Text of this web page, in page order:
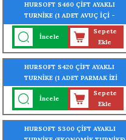
HURSOFT S460 ÇİFT AYAKLI
TURNİKE (1 ADET AVUÇ İÇİ -
PARMAK İZİ OKUYUCU
TURNİKEYE MONTELİ)
İncele
Sepete
Ekle
HURSOFT S420 ÇİFT AYAKLI
TURNİKE (1 ADET PARMAK İZİ
OKUYUCU TURNİKEYE
MONTELİ)
İncele
Sepete
Ekle
HURSOFT S300 ÇİFT AYAKLI